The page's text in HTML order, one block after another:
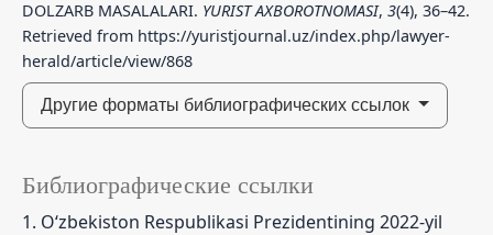
DOLZARB MASALALARI. YURIST AXBOROTNOMASI, 3(4), 36–42.
Retrieved from https://yuristjournal.uz/index.php/lawyer-
herald/article/view/868
Другие форматы библиографических ссылок
Библиографические ссылки
1. O‘zbekiston Respublikasi Prezidentining 2022-yil